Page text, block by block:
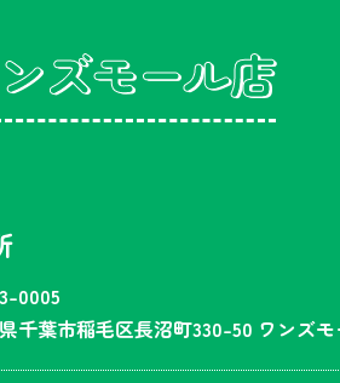
ズモール店
0005
千葉市稲毛区長沼町330-50 ワンズ